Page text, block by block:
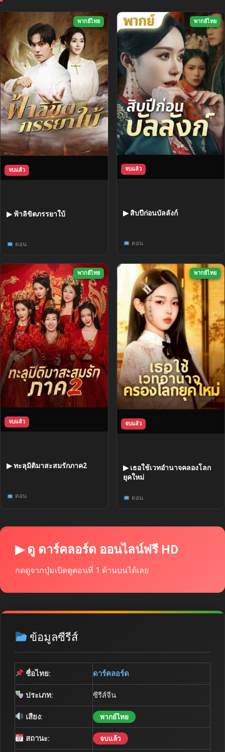
พากย์ไทย
จบแล้ว
▶ ฟ้าลิขิตภรรยาใบ้
ตอน
พากย์ไทย
จบแล้ว
▶ สิบปีก่อนบัลลังก์
ตอน
พากย์ไทย
จบแล้ว
▶ ทะลุมิติมาสะสมรักภาค2
ตอน
พากย์ไทย
จบแล้ว
▶ เธอใช้เวทอำนาจคลองโลก
ยุคใหม่
ตอน
▶ ดู ดาร์คลอร์ด ออนไลน์ฟรี HD
กดดูจากปุ่มเปิดดูตอนที่ 1 ด้านบนได้เลย
ข้อมูลซีรีส์
ชื่อไทย: ดาร์คลอร์ด
ประเภท: ซีรีส์จีน
เสียง: พากย์ไทย
สถานะ: จบแล้ว